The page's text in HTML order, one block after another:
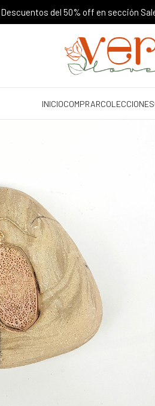
Descuentos del 50% off en sección
INICIOCOMPRARCOLECCIONES